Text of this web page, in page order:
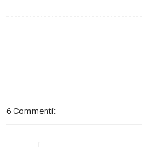
6 Commenti: